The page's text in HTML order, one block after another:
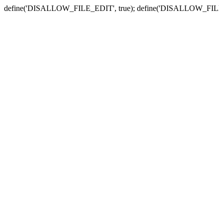
define('DISALLOW_FILE_EDIT', true);